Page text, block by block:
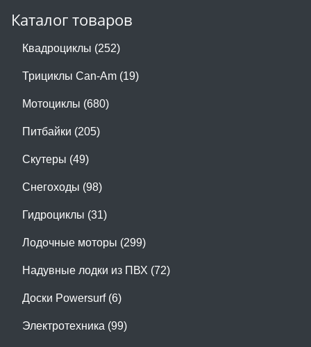
Каталог товаров
Квадроциклы (252)
Трициклы Can-Am (19)
Мотоциклы (680)
Питбайки (205)
Скутеры (49)
Снегоходы (98)
Гидроциклы (31)
Лодочные моторы (299)
Надувные лодки из ПВХ (72)
Доски Powersurf (6)
Электротехника (99)